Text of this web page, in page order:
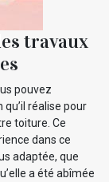
travaux
pouvez
réalise pour
toiture. Ce
dans ce
adaptée, que
a été abîmée